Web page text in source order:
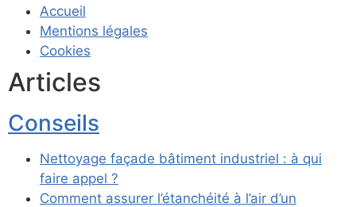
Accueil
Mentions légales
Cookies
Articles
Conseils
Nettoyage façade bâtiment industriel : à qui
faire appel ?
Comment assurer l’étanchéité à l’air d’un